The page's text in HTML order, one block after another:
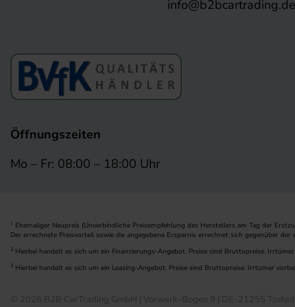
info@b2bcartrading.de
Öffnungszeiten
Mo – Fr: 08:00 – 18:00 Uhr
1
Ehemaliger Neupreis (Unverbindliche Preisempfehlung des Herstellers am Tag der
Der errechnete Preisvorteil sowie die angegebene Ersparnis errechnet sich gegenüber
2 Hierbei handelt es sich um ein Finanzierungs-Angebot. Preise sind Bruttopreise.
3 Hierbei handelt es sich um ein Leasing-Angebot. Preise sind Bruttopreise. Irrtümer
© 2026 B2B CarTrading GmbH | Vorwerk-Bogen 9 | DE-21255